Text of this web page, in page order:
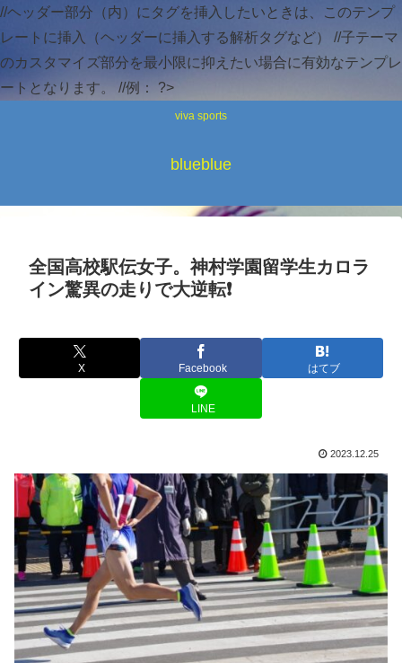
//ヘッダー部分（内）にタグを挿入したいときは、このテンプ
レートに挿入（ヘッダーに挿入する解析タグなど） //子テーマ
のカスタマイズ部分を最小限に抑えたい場合に有効なテンプレ
ートとなります。 //例：
?>
viva sports
blueblue
全国高校駅伝女子。神村学園留学生カロラ
イン驚異の走りで大逆転❗
X Facebook はてブ
LINE
2023.12.25